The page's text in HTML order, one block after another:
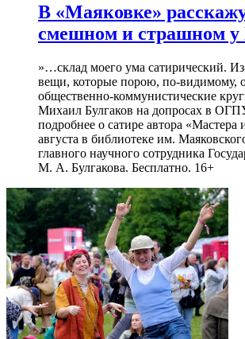
В «Маяковке»
смешном и страшном у
»…склад моего ума сатирический.
вещи, которые порою, по-видимому,
общественно-коммунистические
Михаил Булгаков на допросах в
подробнее о сатире автора
августа в библиотеке им.
главного научного сотрудника
М. А. Булгакова. Бесплатно. 16+